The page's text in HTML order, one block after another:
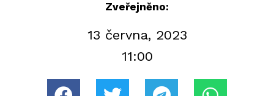
Zveřejněno:
13 června, 2023
11:00